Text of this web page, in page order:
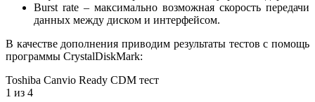
Burst rate – максимально возможная скорость передачи
данных между диском и интерфейсом.
В качестве дополнения приводим результаты тестов с помощь
программы CrystalDiskMark:
Toshiba Canvio Ready CDM тест
1 из 4